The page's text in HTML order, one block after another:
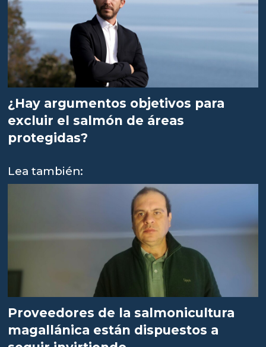
¿Hay argumentos objetivos para
excluir el salmón de áreas
protegidas?
Lea también:
Proveedores de la salmonicultura
magallánica están dispuestos a